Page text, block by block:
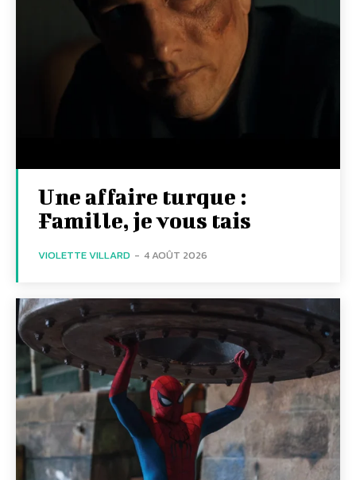
Une affaire turque :
Famille, je vous tais
VIOLETTE VILLARD - 4 AOÛT 2026